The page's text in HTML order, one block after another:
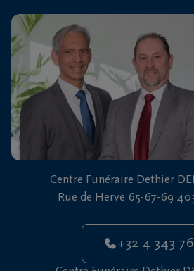
Centre Funéraire Dethier
Rue de Herve 65-67-69
+32 4 343